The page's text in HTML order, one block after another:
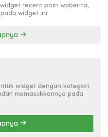
recent post wpberita,
widget ini.
widget dengan kategori
memasukkannya pada